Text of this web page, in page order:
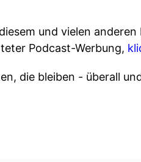
und vielen
Podcast-Werbung,
die bleiben - überall